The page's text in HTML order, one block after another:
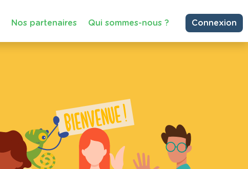
Nos partenaires Qui sommes-nous ? Connexion